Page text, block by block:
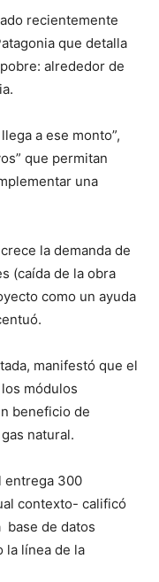
recientemente
que detalla
alrededor de
a ese monto”,
que permitan
una
la demanda de
(caída de la obra
como un ayuda
manifestó que el
módulos
beneficio de
natural.
entrega 300
contexto- calificó
base de datos
la línea de la